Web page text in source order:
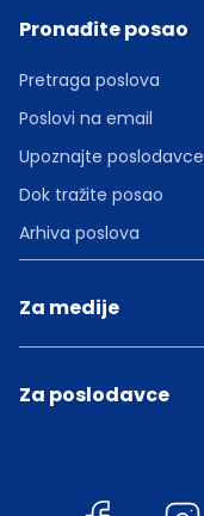
Pronađite posao
Pretraga poslova
Poslovi na email
Upoznajte poslodavce
Dok tražite posao
Arhiva poslova
Za medije
Za poslodavce